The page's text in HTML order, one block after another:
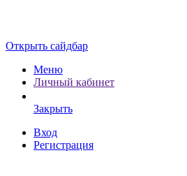
Открыть сайдбар
Меню
Личный кабинет
Закрыть
Вход
Регистрация